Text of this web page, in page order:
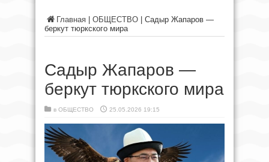
Главная ОБЩЕСТВО
Садыр Жапаров —
беркут тюркского мира
Садыр Жапаров —
беркут тюркского мира
в ОБЩЕСТВО 25.05.2026 19:15